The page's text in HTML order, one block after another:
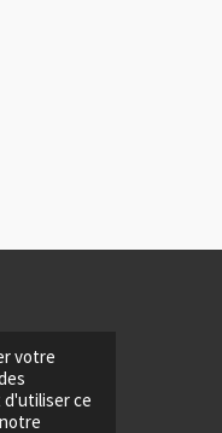
votre
d'utiliser ce